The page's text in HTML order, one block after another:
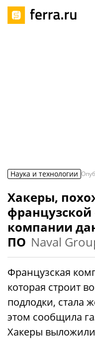
Наука и технологии
Хакеры,
компании
ПО Naval
Французская
которая строит
подлодки, стала
этом сообщила
Хакеры